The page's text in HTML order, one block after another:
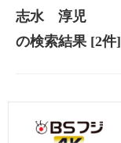
志水 淳児
の検索結果[2件]